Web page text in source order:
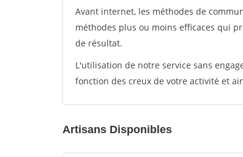
Avant internet, les méthodes de
méthodes plus ou moins efficaces qui
de résultat.
L'utilisation de notre service sans
fonction des creux de votre activité et
Artisans Disponibles